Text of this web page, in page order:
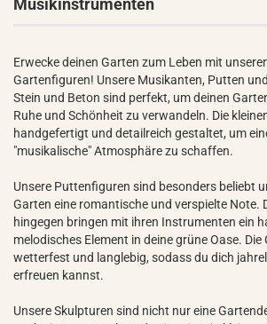
Musikinstrumenten
Erwecke deinen Garten zum Leben mit
Gartenfiguren! Unsere Musikanten, Putten
Stein und Beton sind perfekt, um deinen
Ruhe und Schönheit zu verwandeln. Die
handgefertigt und detailreich gestaltet, um
"musikalische" Atmosphäre zu schaffen.
Unsere Puttenfiguren sind besonders beliebt
Garten eine romantische und verspielte Note.
hingegen bringen mit ihren Instrumenten ein
melodisches Element in deine grüne Oase.
wetterfest und langlebig, sodass du dich
erfreuen kannst.
Unsere Skulpturen sind nicht nur eine